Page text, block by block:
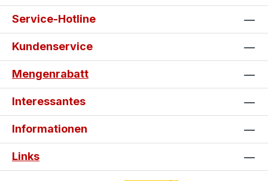
Service-Hotline
Kundenservice
Mengenrabatt
Interessantes
Informationen
Links